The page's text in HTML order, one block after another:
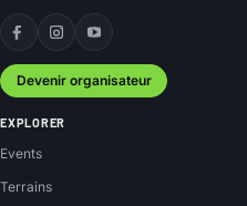
Facebook
Instagram
YouTube
Devenir organisateur
EXPLORER
Events
Terrains